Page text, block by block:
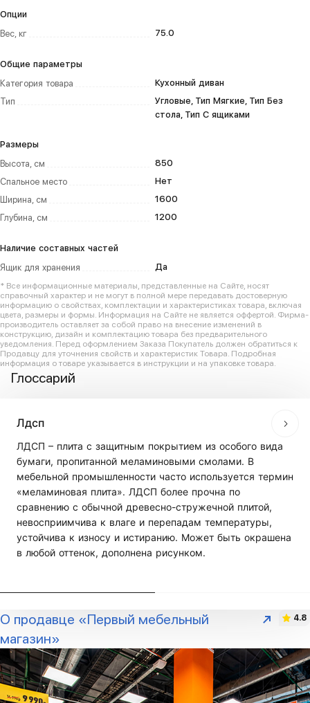
Опции
Вес, кг
75.0
Общие параметры
Категория товара
Кухонный диван
Тип
Угловые, Тип Мягкие, Тип Без
стола, Тип С ящиками
Размеры
Высота, см
850
Спальное место
Нет
Ширина, см
1600
Глубина, см
1200
Наличие составных частей
Ящик для хранения
Да
* Все информационные материалы, представленные на Сайте, носят
справочный характер и не могут в полной мере передавать достоверную
информацию о свойствах, комплектации и характеристиках товара, включая
цвета, размеры и формы. Информация на Сайте не является оффертой. Фирма-
производитель оставляет за собой право на внесение изменений в
конструкцию, дизайн и комплектацию товара без предварительного
уведомления. Перед оформлением Заказа Покупатель должен обратиться к
Продавцу для уточнения свойств и характеристик Товара. Подробная
информация о товаре указывается в инструкции и на упаковке товара.
Глоссарий
Лдсп
ЛДСП – плита с защитным покрытием из особого вида
бумаги, пропитанной меламиновыми смолами. В
мебельной промышленности часто используется термин
«меламиновая плита». ЛДСП более прочна по
сравнению с обычной древесно-стружечной плитой,
невосприимчива к влаге и перепадам температуры,
устойчива к износу и истиранию. Может быть окрашена
в любой оттенок, дополнена рисунком.
О продавце «Первый мебельный
магазин»
4.8